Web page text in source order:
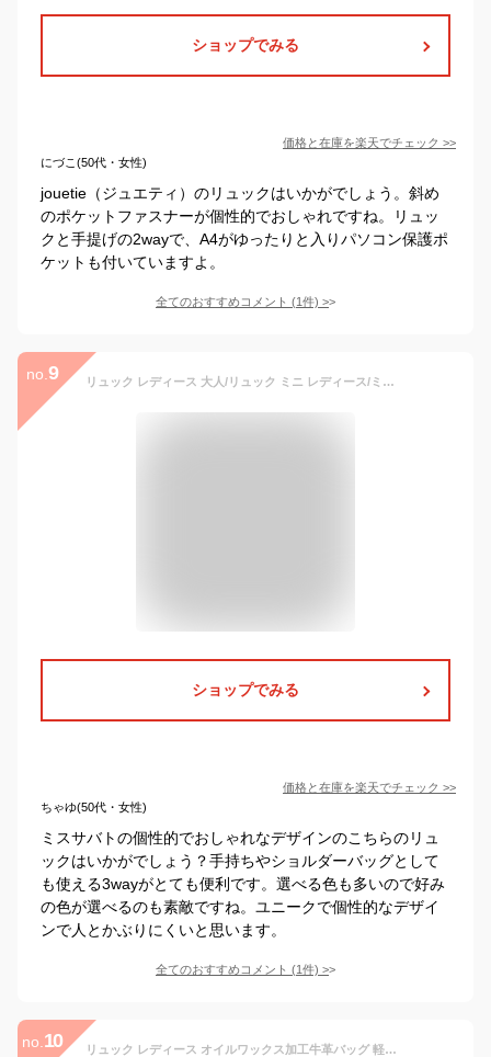
ショップでみる
価格と在庫を楽天でチェック >>
にづこ(50代・女性)
jouetie（ジュエティ）のリュックはいかがでしょう。斜め
のポケットファスナーが個性的でおしゃれですね。リュッ
クと手提げの2wayで、A4がゆったりと入りパソコン保護ポ
ケットも付いていますよ。
全てのおすすめコメント (1件) >
no. 9 リュック レディース 大人/リュック ミニ レディース/ミニリュック レディース/ミニリュック おしゃれ/キャンバス スウェット ロングスカート 3way ミニ トートバッグ 斜めがけ 小さめ 小さい 軽量 軽い ショルダーバッグ 個性的 2way スエット/mis zapatos ミスサパト p
ショップでみる
価格と在庫を楽天でチェック >>
ちゃゆ(50代・女性)
ミスサバトの個性的でおしゃれなデザインのこちらのリュ
ックはいかがでしょう？手持ちやショルダーバッグとして
も使える3wayがとても便利です。選べる色も多いので好み
の色が選べるのも素敵ですね。ユニークで個性的なデザイ
ンで人とかぶりにくいと思います。
全てのおすすめコメント (1件) >
no. 10 リュック レディース オイルワックス加工牛革バッグ 軽量 ビジネス 大きめ 人気 40 パソコン 大容量 大人 おしゃれ レザー 本革 通勤用 冬 バッグ 春 防水 革 A4 ブランド 3WAY 軽い 代 黒 小さめ 2WAY 秋 アウトドア 四角 ノートPC 撥水 夏 通勤 かわいい 50代 PC 通学